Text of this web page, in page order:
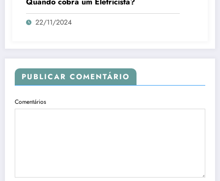
22/11/2024
PUBLICAR COMENTÁRIO
Comentários